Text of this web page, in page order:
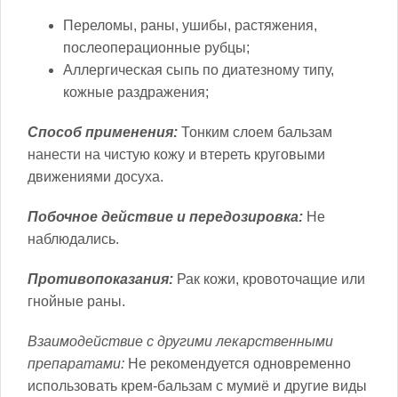
Переломы, раны, ушибы, растяжения,
послеоперационные рубцы;
Аллергическая сыпь по диатезному типу,
кожные раздражения;
Способ применения: Тонким слоем бальзам
нанести на чистую кожу и втереть круговыми
движениями досуха.
Побочное действие и передозировка: Не
наблюдались.
Противопоказания: Рак кожи, кровоточащие или
гнойные раны.
Взаимодействие с другими лекарственными
препаратами: Не рекомендуется одновременно
использовать крем-бальзам с мумиё и другие виды